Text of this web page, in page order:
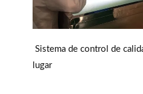
Sistema de control de
lugar